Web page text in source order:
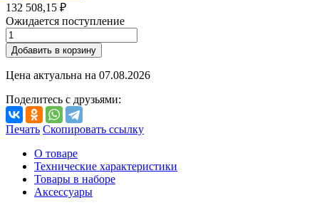
132 508,15 ₽
Ожидается поступление
Добавить в корзину
Цена актуальна на 07.08.2026
Поделитесь с друзьями:
Печать Скопировать ссылку
О товаре
Технические характеристики
Товары в наборе
Аксессуары